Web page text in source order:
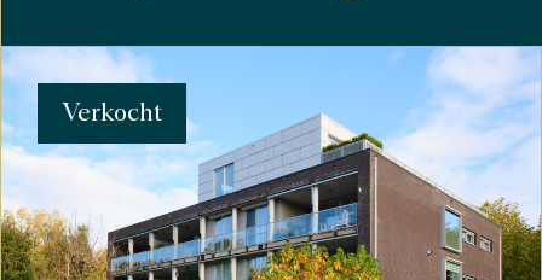
Verkocht